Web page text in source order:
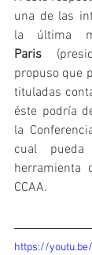
una de las
la última
Paris
propuso que
tituladas
éste podría
la
cual
herramienta
CCAA.
https://